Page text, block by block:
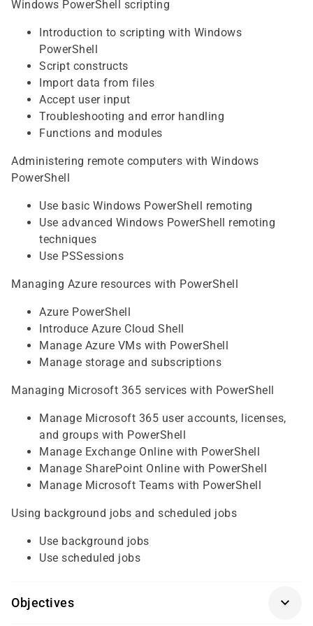
Windows PowerShell scripting
Introduction to scripting with Windows
PowerShell
Script constructs
Import data from files
Accept user input
Troubleshooting and error handling
Functions and modules
Administering remote computers with Windows
PowerShell
Use basic Windows PowerShell remoting
Use advanced Windows PowerShell remoting
techniques
Use PSSessions
Managing Azure resources with PowerShell
Azure PowerShell
Introduce Azure Cloud Shell
Manage Azure VMs with PowerShell
Manage storage and subscriptions
Managing Microsoft 365 services with PowerShell
Manage Microsoft 365 user accounts, licenses,
and groups with PowerShell
Manage Exchange Online with PowerShell
Manage SharePoint Online with PowerShell
Manage Microsoft Teams with PowerShell
Using background jobs and scheduled jobs
Use background jobs
Use scheduled jobs
Objectives